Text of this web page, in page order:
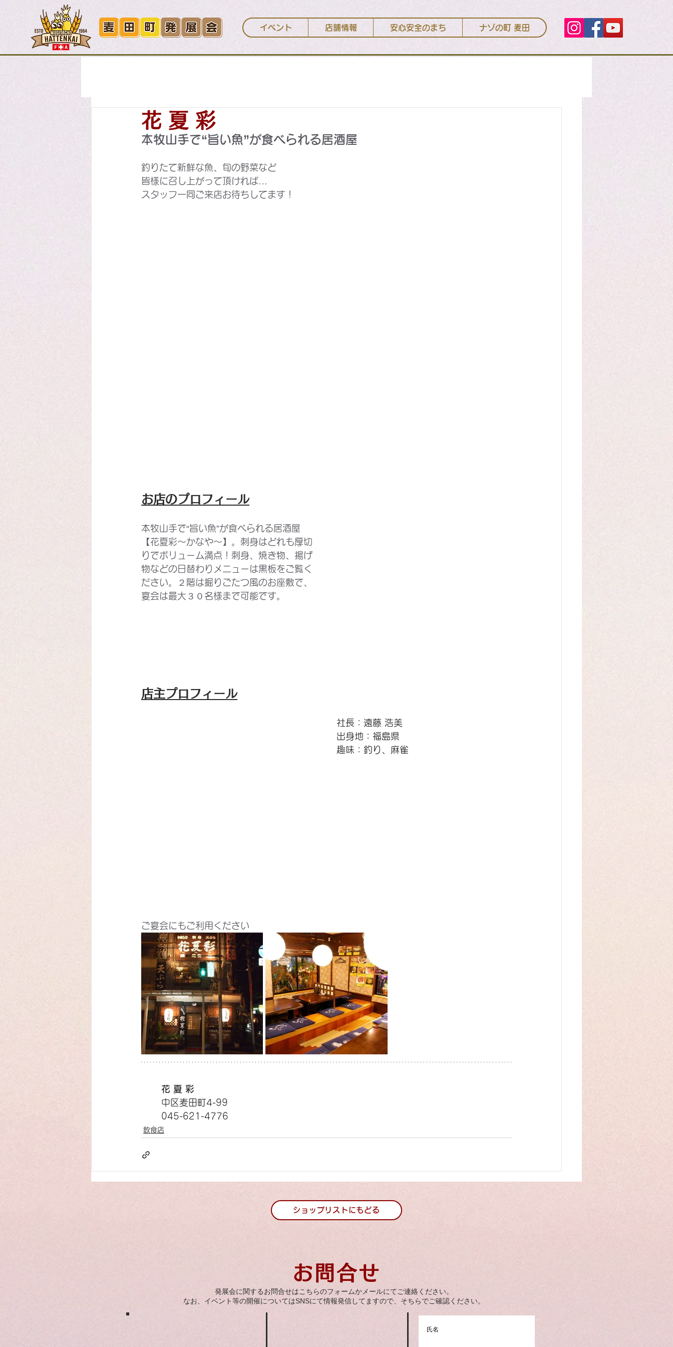
イベント 店舗情報 安心安全のまち ナゾの町 麦田
サービス
花 夏 彩
本牧山手で“旨い魚”が食べられる居酒屋
釣りたて新鮮な魚、旬の野菜など
皆様に召し上がって頂ければ...
スタッフ一同ご来店お待ちしてます！
お店のプロフィール
本牧山手で“旨い魚”が食べられる居酒屋
【花夏彩～かなや～】。刺身はどれも厚切
りでボリューム満点！刺身、焼き物、揚げ
物などの日替わりメニューは黒板をご覧く
ださい。２階は掘りごたつ風のお座敷で、
宴会は最大３０名様まで可能です。
店主プロフィール
社長：遠藤 浩美
出身地：福島県
趣味：釣り、麻雀
ご宴会にもご利用ください
花 夏 彩
中区麦田町4-99
045-621-4776
飲食店
ショップリストにもどる
お問合せ
発展会に関するお問合せはこちらのフォームかメールにてご連絡ください。
​なお、イベント等の開催についてはSNSにて情報発信してますので、そちらでご確認ください。
氏名